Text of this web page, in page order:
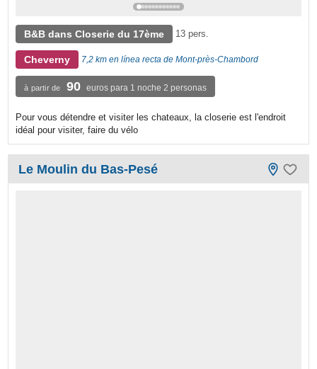
B&B dans Closerie du 17ème 13 pers.
Cheverny 7,2 km en línea recta de Mont-près-Chambord
à partir de 90 euros para 1 noche 2 personas
Pour vous détendre et visiter les chateaux, la closerie est l'endroit
idéal pour visiter, faire du vélo
Le Moulin du Bas-Pesé